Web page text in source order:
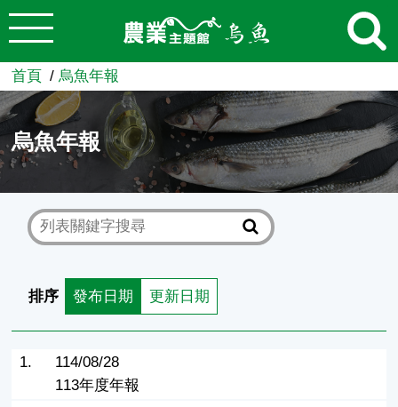
跳到主要內容
農業知識入口網
首頁 烏魚年報
烏魚年報
排序 發布日期 更新日期
1.
114/08/28
113年度年報